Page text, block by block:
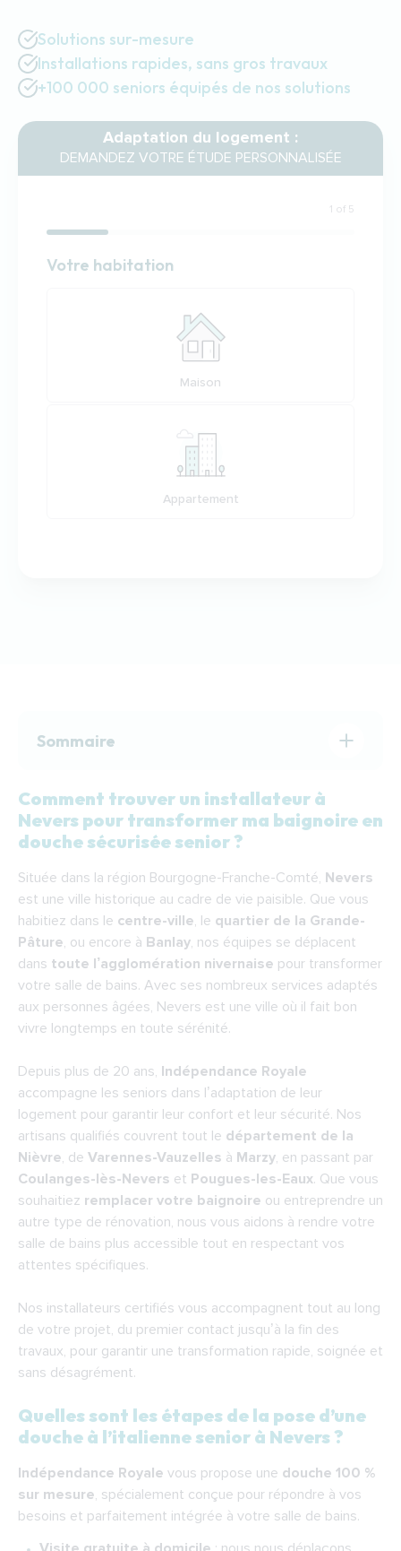
Solutions sur-mesure
Installations rapides, sans gros travaux
+100 000 seniors équipés de nos solutions
Adaptation du logement :
DEMANDEZ VOTRE ÉTUDE PERSONNALISÉE
1 of 5
Habitation
Votre habitation
Maison
Appartement
Sommaire
Comment trouver un installateur à Nevers
pour transformer ma baignoire en douche
Quelles sont les étapes de la pose d’une
douche à l’italienne senior à Nevers ?
Quel est le budget nécessaire pour
remplacer une baignoire par une douche senior
à Nevers ?
Pourquoi choisir Indépendance Royale pour
senior à Nevers ?
Nos installateurs se déplacent dans toute
l’agglomération nivernaise :
F.A.Q.
Comment trouver un installateur à
Nevers pour transformer ma baignoire en
douche sécurisée senior ?
Située dans la région Bourgogne-Franche-Comté, Nevers
est une ville historique au cadre de vie paisible. Que vous
habitiez dans le centre-ville, le quartier de la Grande-
Pâture, ou encore à Banlay, nos équipes se déplacent
dans toute l’agglomération nivernaise pour transformer
votre salle de bains. Avec ses nombreux services adaptés
aux personnes âgées, Nevers est une ville où il fait bon
vivre longtemps en toute sérénité.
Depuis plus de 20 ans, Indépendance Royale
accompagne les seniors dans l’adaptation de leur
logement pour garantir leur confort et leur sécurité. Nos
artisans qualifiés couvrent tout le département de la
Nièvre, de Varennes-Vauzelles à Marzy, en passant par
Coulanges-lès-Nevers et Pougues-les-Eaux. Que vous
souhaitiez remplacer votre baignoire ou entreprendre un
autre type de rénovation, nous vous aidons à rendre votre
salle de bains plus accessible tout en respectant vos
attentes spécifiques.
Nos installateurs certifiés vous accompagnent tout au long
de votre projet, du premier contact jusqu’à la fin des
travaux, pour garantir une transformation rapide, soignée et
sans désagrément.
Quelles sont les étapes de la pose d’une
douche à l’italienne senior à Nevers ?
Indépendance Royale vous propose une douche 100 %
sur mesure, spécialement conçue pour répondre à vos
besoins et parfaitement intégrée à votre salle de bains.